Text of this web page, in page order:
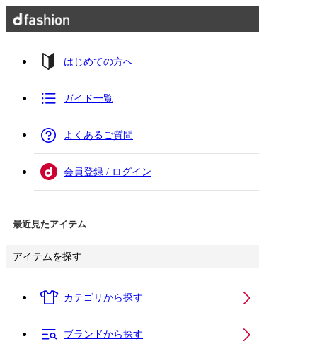
はじめての方へ
ガイド一覧
よくあるご質問
会員登録 / ログイン
最近見たアイテム
アイテムを探す
カテゴリから探す
ブランドから探す